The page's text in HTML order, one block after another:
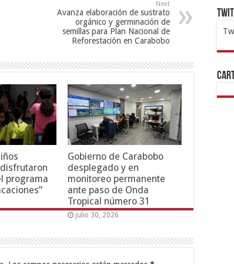
Next
Avanza elaboración de sustrato
orgánico y germinación de
semillas para Plan Nacional de
Reforestación en Carabobo
programa
Gobierno de Carabobo
desplegado y en
monitoreo permanente
ante paso de Onda
Tropical número 31
julio 30, 2026